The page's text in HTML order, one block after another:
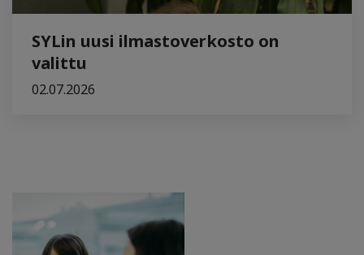
SYLin uusi ilmastoverkosto on
valittu
02.07.2026